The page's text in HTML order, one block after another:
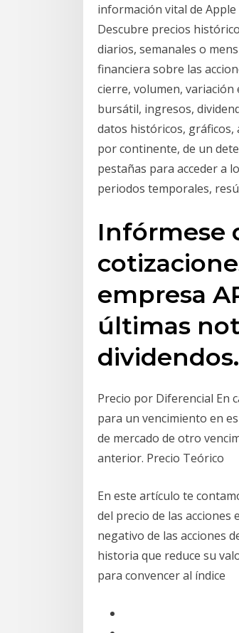
información vital de Apple
Descubre precios
diarios, semanales o
financiera sobre las
cierre, volumen,
bursátil, ingresos,
datos históricos, gráficos,
por continente, de un
pestañas para acceder a
periodos temporales,
Infórmese
empresa
últimas
dividendos.
Precio por Diferencial En
para un vencimiento en
de mercado de otro
anterior. Precio Teórico
En este artículo te
del precio de las acciones
negativo de las acciones
historia que reduce su
para convencer al índice